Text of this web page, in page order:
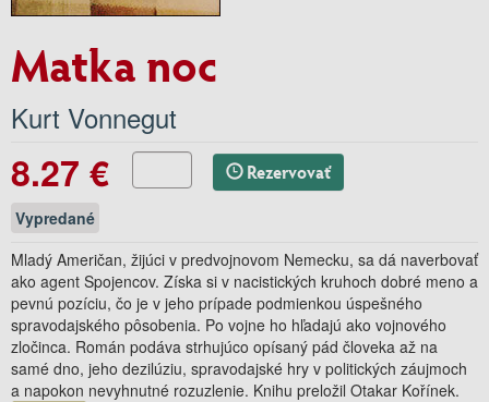
Matka noc
Kurt Vonnegut
8.27 € Rezervovať
Vypredané
Mladý Američan, žijúci v predvojnovom Nemecku, sa dá naverbovať
ako agent Spojencov. Získa si v nacistických kruhoch dobré meno a
pevnú pozíciu, čo je v jeho prípade podmienkou úspešného
spravodajského pôsobenia. Po vojne ho hľadajú ako vojnového
zločinca. Román podáva strhujúco opísaný pád človeka až na
samé dno, jeho dezilúziu, spravodajské hry v politických záujmoch
a napokon nevyhnutné rozuzlenie. Knihu preložil Otakar Kořínek.